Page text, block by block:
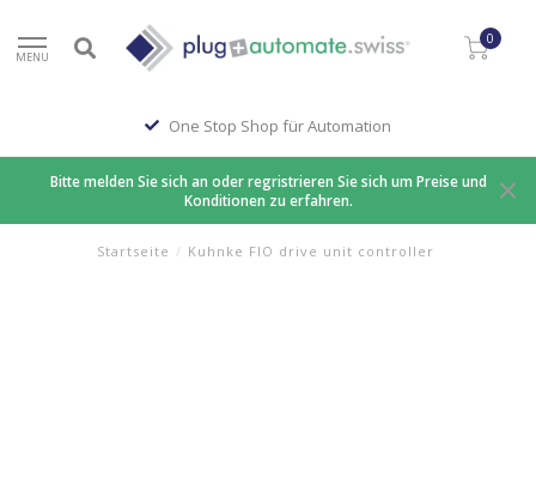
MENU
0
One Stop Shop für Automation
Bitte melden Sie sich an oder regristrieren Sie sich um Preise und
Konditionen zu erfahren.
Startseite / Kuhnke FIO drive unit controller